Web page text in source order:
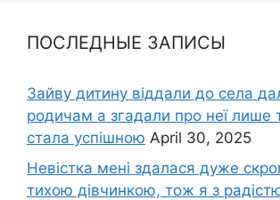
ПОСЛЕДНЫЕ ЗАПИСЫ
Зайву дитину віддали до села
родичам а згадали про неї лише
стала успішною April 30, 2025
Невістка мені здалася дуже
тихою дівчинкою, тож я з